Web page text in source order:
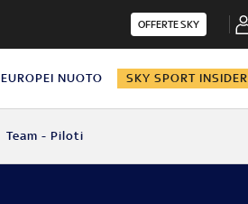
OFFERTE SKY
EUROPEI NUOTO SKY SPORT INSIDER
Team - Piloti